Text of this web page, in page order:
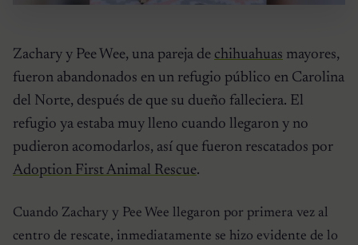
Zachary y Pee Wee, una pareja de chihuahuas mayores,
fueron abandonados en un refugio público en Carolina
del Norte, después de que su dueño falleciera. El
refugio ya estaba muy lleno cuando llegaron y no
pudieron acomodarlos, así que fueron rescatados por
Adoption First Animal Rescue.
Cuando Zachary y Pee Wee llegaron por primera vez al
centro de rescate, inmediatamente se hizo evidente de lo